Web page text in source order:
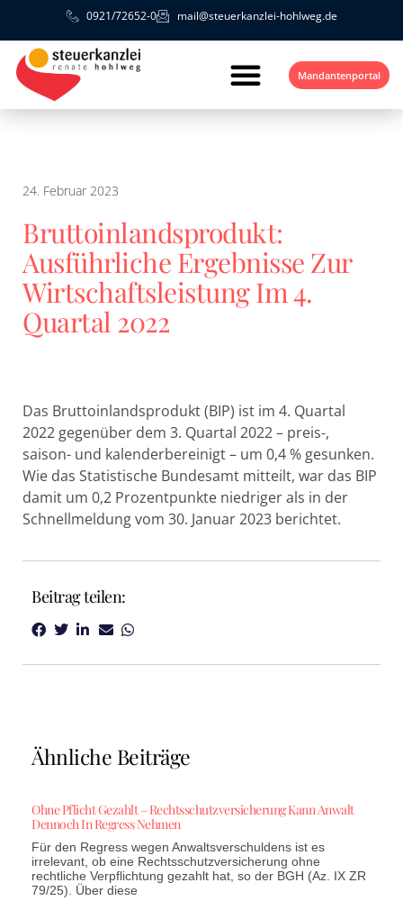
0921/72652-0 mail@steuerkanzlei-hohlweg.de
Mandantenportal
24. Februar 2023
Bruttoinlandsprodukt:
Ausführliche Ergebnisse Zur
Wirtschaftsleistung Im 4.
Quartal 2022
Das Bruttoinlandsprodukt (BIP) ist im 4. Quartal
2022 gegenüber dem 3. Quartal 2022 – preis-,
saison- und kalenderbereinigt – um 0,4 % gesunken.
Wie das Statistische Bundesamt mitteilt, war das BIP
damit um 0,2 Prozentpunkte niedriger als in der
Schnellmeldung vom 30. Januar 2023 berichtet.
Beitrag teilen:
Ähnliche Beiträge
Ohne Pflicht Gezahlt – Rechtsschutzversicherung Kann Anwalt
Dennoch In Regress Nehmen
Für den Regress wegen Anwaltsverschuldens ist es
irrelevant, ob eine Rechtsschutzversicherung ohne
rechtliche Verpflichtung gezahlt hat, so der BGH (Az. IX ZR
79/25). Über diese